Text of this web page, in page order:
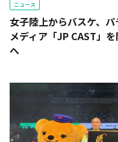
ニュース
女子陸上からバスケ、
メディア「JP CAST」
へ